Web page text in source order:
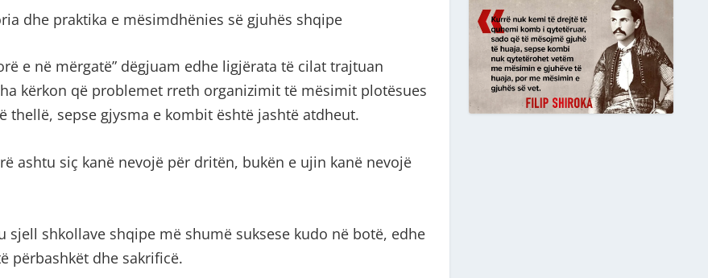
dhe praktika e mësimdhënies së gjuhës shqipe
e në mërgatë” dëgjuam edhe ligjërata të cilat trajtuan
kërkon që problemet rreth organizimit të mësimit plotësues
thellë, sepse gjysma e kombit është jashtë atdheut.
ashtu siç kanë nevojë për dritën, bukën e ujin kanë nevojë
sjell shkollave shqipe më shumë suksese kudo në botë, edhe
përbashkët dhe sakrificë.